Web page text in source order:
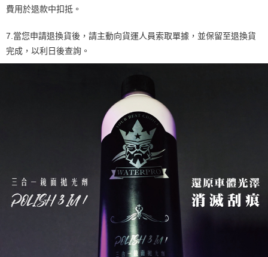
費用於退款中扣抵。
7.當您申請退換貨後，請主動向貨運人員索取單據，並保留至退換貨
完成，以利日後查詢。